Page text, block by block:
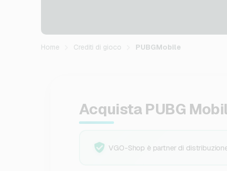
Home Crediti di gioco PUBGMobile
Acquista PUBG
VGO-Shop è partner di